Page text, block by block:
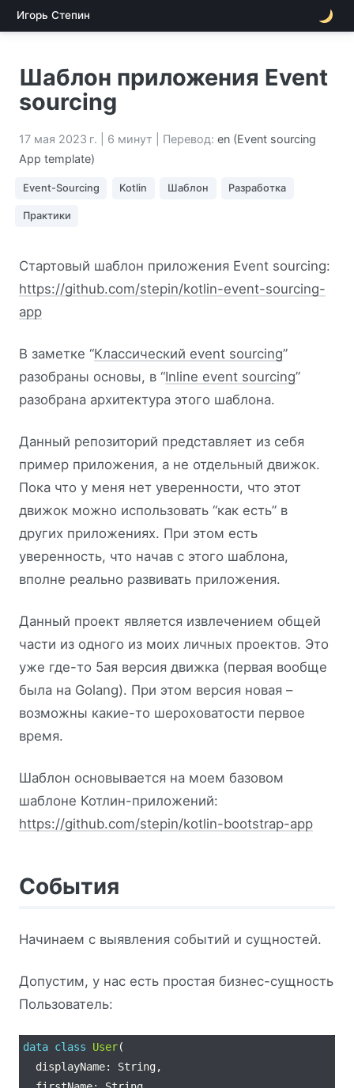
Игорь Степин
Шаблон приложения Event
sourcing
17 мая 2023 г. | 6 минут | Перевод: en (Event sourcing
App template)
Event-Sourcing Kotlin Шаблон Разработка
Практики
Стартовый шаблон приложения Event sourcing:
https://github.com/stepin/kotlin-event-sourcing-
app
В заметке “Классический event sourcing”
разобраны основы, в “Inline event sourcing”
разобрана архитектура этого шаблона.
Данный репозиторий представляет из себя
пример приложения, а не отдельный движок.
Пока что у меня нет уверенности, что этот
движок можно использовать “как есть” в
других приложениях. При этом есть
уверенность, что начав с этого шаблона,
вполне реально развивать приложения.
Данный проект является извлечением общей
части из одного из моих личных проектов. Это
уже где-то 5ая версия движка (первая вообще
была на Golang). При этом версия новая –
возможны какие-то шероховатости первое
время.
Шаблон основывается на моем базовом
шаблоне Котлин-приложений:
https://github.com/stepin/kotlin-bootstrap-app
События
Начинаем с выявления событий и сущностей.
Допустим, у нас есть простая бизнес-сущность
Пользователь:
data class User